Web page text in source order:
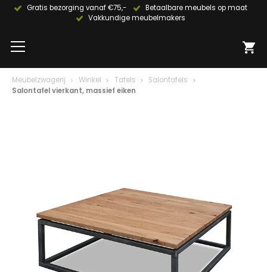
Gratis bezorging vanaf €75,-
Betaalbare meubels op maat
Vakkundige meubelmakers
Meubelzwagerij Winkel Tafels
Salontafels
Salontafel vierkant, massief eiken